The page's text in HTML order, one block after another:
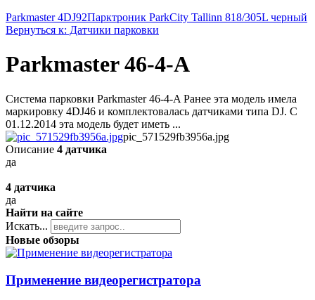
Parkmaster 4DJ92Парктроник ParkCity Tallinn 818/305L черный
Вернуться к: Датчики парковки
Parkmaster 46-4-A
Система парковки Parkmaster 46-4-A Ранее эта модель имела
маркировку 4DJ46 и комплектовалась датчиками типа DJ. С
01.12.2014 эта модель будет иметь ...
pic_571529fb3956a.jpg
Описание 4 датчика
да
4 датчика
да
Найти на сайте
Искать...
Новые обзоры
Применение видеорегистратора